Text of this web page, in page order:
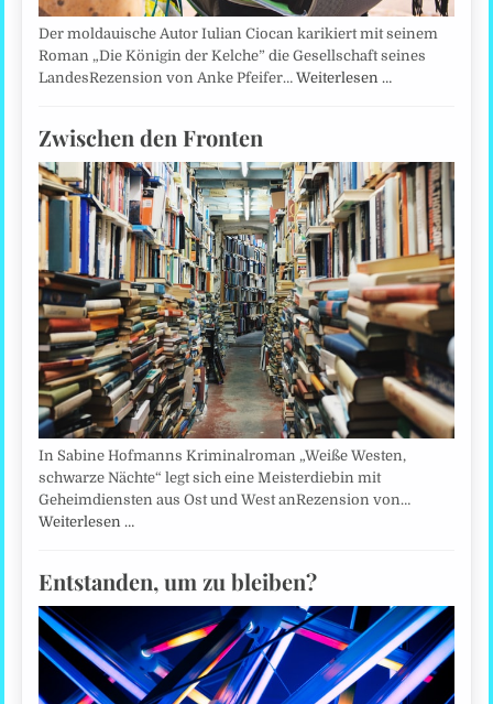
Der moldauische Autor Iulian Ciocan karikiert mit seinem
Roman „Die Königin der Kelche” die Gesellschaft seines
LandesRezension von Anke Pfeifer…Weiterlesen …
Zwischen den Fronten
In Sabine Hofmanns Kriminalroman „Weiße Westen,
schwarze Nächte“ legt sich eine Meisterdiebin mit
Geheimdiensten aus Ost und West anRezension von…
Weiterlesen …
Entstanden, um zu bleiben?